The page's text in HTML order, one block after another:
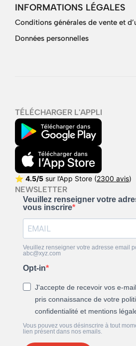
INFORMATIONS LÉGALES
Conditions générales de vente et
Données personnelles
TÉLÉCHARGER L'APPLI
⭐ 4.5/5 sur l’App Store (2300 avis)
NEWSLETTER
Veuillez renseigner votre
vous inscrire
Veuillez renseigner votre adresse email
abc@xyz.com
Opt-in
J'accepte de recevoir vos e-
pris connaissance de votre
confidentialité et mentions
Vous pouvez vous désinscrire à tout
lien présent dans nos emails.